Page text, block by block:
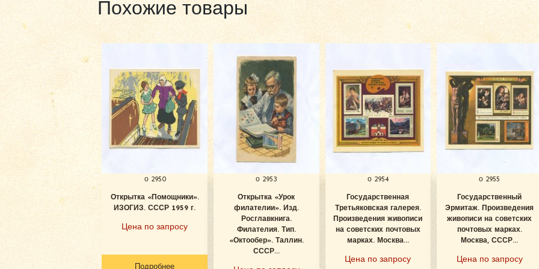
Похожие товары
о 2950
Открытка «Помощники».
ИЗОГИЗ. СССР 1959 г.
Цена по запросу
Подробнее
о 2953
Открытка «Урок
филателии». Изд.
Росглавкнига.
Филателия. Тип.
«Октообер». Таллин.
СССР...
о 2954
Государственная
Третьяковская галерея.
Произведения живописи
на советских почтовых
марках. Москва...
Цена по запросу
о 2955
Государственный
Эрмитаж. Произведения
живописи на советских
почтовых марках.
Москва, СССР...
Цена по запросу